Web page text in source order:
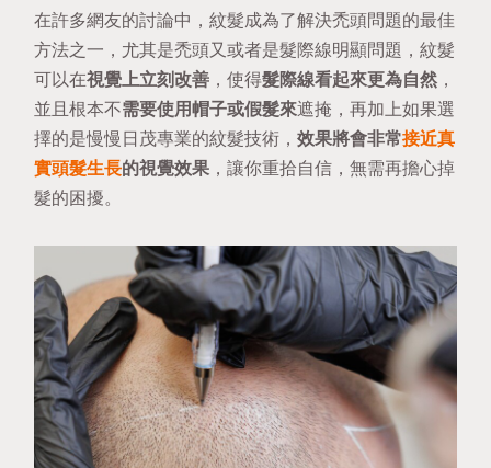
在許多網友的討論中，紋髮成為了解決禿頭問題的最佳
方法之一，尤其是禿頭又或者是髮際線明顯問題，紋髮
可以在視覺上立刻改善 ，使得髮際線看起來更為自然 ，
並且根本不需要使用帽子或假髮來遮掩，再加上如果選
擇的是慢慢日茂專業的紋髮技術，效果將會非常接近真
實頭髮生長的視覺效果 ，讓你重拾自信，無需再擔心掉
髮的困擾。